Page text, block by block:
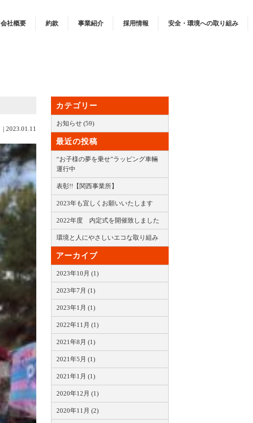
会社概要 約款 事業紹介 採用情報 安全・環境への取り組み
| 2023.01.11
カテゴリー
お知らせ (59)
最近の投稿
“お子様の夢を乗せ”ラッピング車輛
運行中
表彰!!【関西事業所】
2023年も宜しくお願いいたします
2022年度 内定式を開催致しました
環境と人にやさしいエコな取り組み
アーカイブ
2023年10月 (1)
2023年7月 (1)
2023年1月 (1)
2022年11月 (1)
2021年8月 (1)
2021年5月 (1)
2021年1月 (1)
2020年12月 (1)
2020年11月 (2)